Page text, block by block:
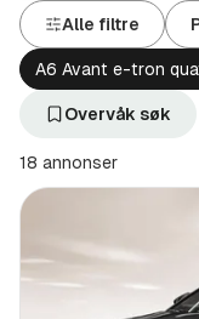
Alle filtre
A6 Avant e-tron
Overvåk søk
18 annonser